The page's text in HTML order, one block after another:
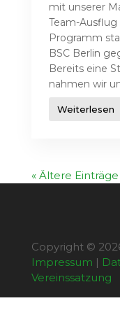
mit unserer
Team-
Programm
BSC Berlin
Bereits eine
nahmen wir
Weiterlesen
« Ältere Einträge
Copyright ©
Impressum |
Vereinssatzung